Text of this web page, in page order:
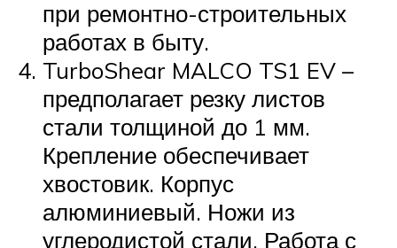
при ремонтно-строительных
работах в быту.
TurboShear MALCO TS1 EV –
предполагает резку листов
стали толщиной до 1 мм.
Крепление обеспечивает
хвостовик. Корпус
алюминиевый. Ножи из
углеродистой стали. Работа с